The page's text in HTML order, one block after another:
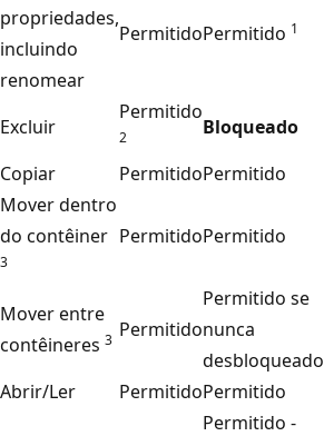
propriedades,
incluindo
renomear
PermitidoPermitido 1
Excluir
Permitido
2 Bloqueado
Copiar
PermitidoPermitido
Mover dentro
do contêiner
3
PermitidoPermitido
Mover entre
contêineres 3 Permitido
Permitido se
nunca
desbloqueado
Abrir/Ler PermitidoPermitido
Permitido -